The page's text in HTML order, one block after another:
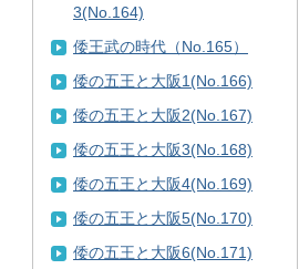
3(No.164)
倭王武の時代（No.165）
倭の五王と大阪1(No.166)
倭の五王と大阪2(No.167)
倭の五王と大阪3(No.168)
倭の五王と大阪4(No.169)
倭の五王と大阪5(No.170)
倭の五王と大阪6(No.171)